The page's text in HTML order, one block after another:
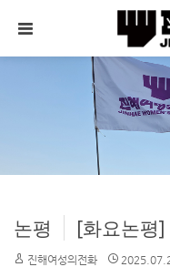
논평 [화요논평] 스토킹 신고 후 피살, 매번 똑같
진해여성의전화